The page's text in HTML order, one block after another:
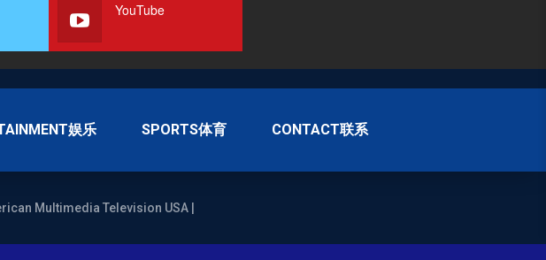
YouTube
娱乐 SPORTS体育 CONTACT联系
Multimedia Television USA |